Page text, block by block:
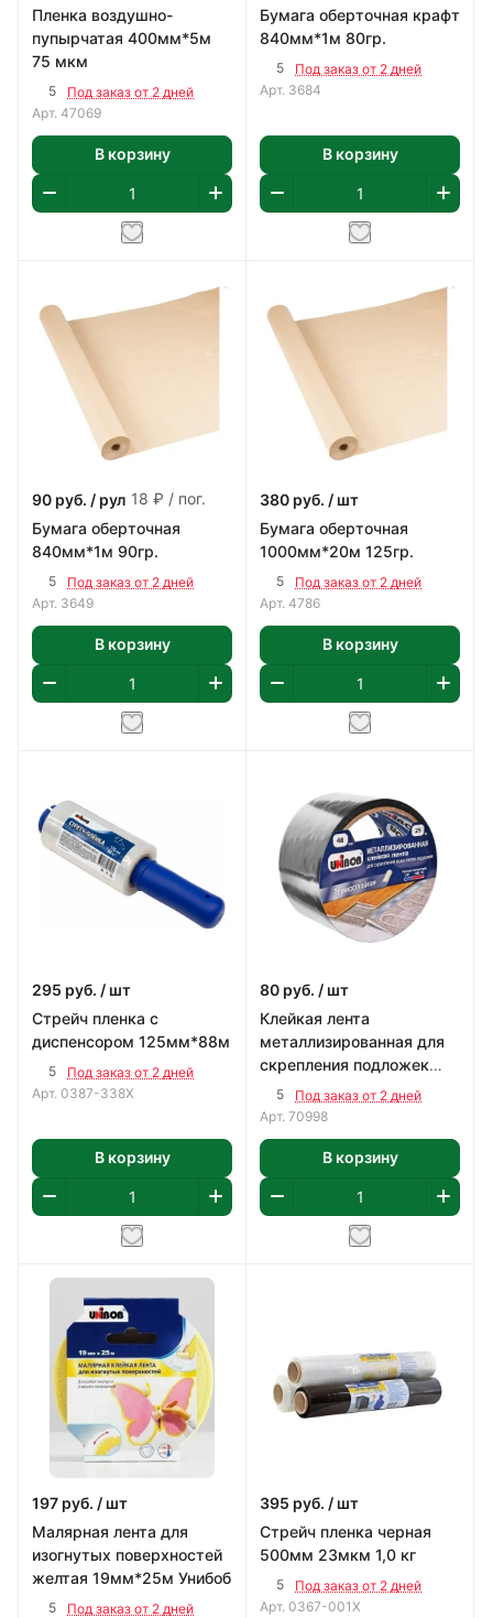
Пленка воздушно-
пупырчатая 400мм*5м
75 мкм
5
Под заказ от 2 дней
Арт. 47069
В корзину
Бумага оберточная крафт
840мм*1м 80гр.
5
Под заказ от 2 дней
Арт. 3684
В корзину
90 руб. / рул 18 ₽ / пог.
Бумага оберточная
840мм*1м 90гр.
5
Под заказ от 2 дней
Арт. 3649
В корзину
380 руб. / шт
Бумага оберточная
1000мм*20м 125гр.
5
Под заказ от 2 дней
Арт. 4786
В корзину
295 руб. / шт
Стрейч пленка с
диспенсором 125мм*88м
5
Под заказ от 2 дней
Арт. 0387-338Х
В корзину
80 руб. / шт
Клейкая лента
металлизированная для
скрепления подложек
48мм*25мм Унибоб
5
Под заказ от 2 дней
Арт. 70998
В корзину
197 руб. / шт
Малярная лента для
изогнутых поверхностей
желтая 19мм*25м Унибоб
5
Под заказ от 2 дней
395 руб. / шт
Стрейч пленка черная
500мм 23мкм 1,0 кг
5
Под заказ от 2 дней
Арт. 0367-001Х